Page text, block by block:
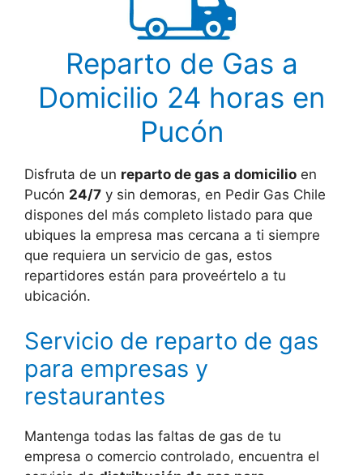
Reparto de Gas a
Domicilio 24 horas en
Pucón
Disfruta de un reparto de gas a domicilio en
Pucón 24/7 y sin demoras, en Pedir Gas Chile
dispones del más completo listado para que
ubiques la empresa mas cercana a ti siempre
que requiera un servicio de gas, estos
repartidores están para proveértelo a tu
ubicación.
Servicio de reparto de gas
para empresas y
restaurantes
Mantenga todas las faltas de gas de tu
empresa o comercio controlado, encuentra el